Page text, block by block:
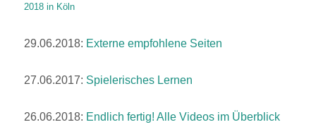
2018 in Köln
29.06.2018: Externe empfohlene Seiten
27.06.2017: Spielerisches Lernen
26.06.2018: Endlich fertig! Alle Videos im Überblick